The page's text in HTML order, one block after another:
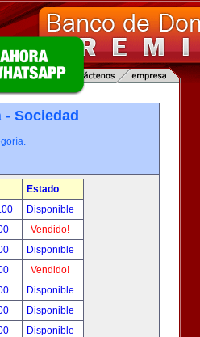
- Sociedad
Estado
Disponible
Vendido!
Disponible
Vendido!
Disponible
Disponible
Disponible